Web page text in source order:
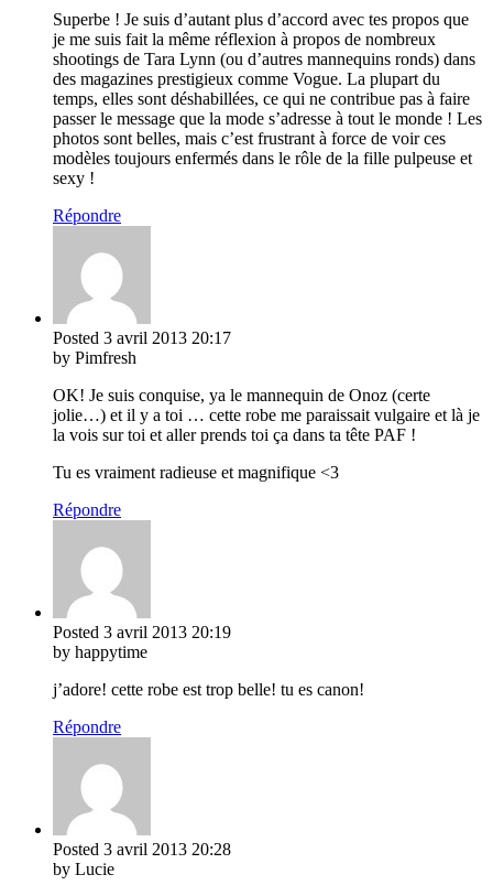
Superbe ! Je suis d’autant plus d’accord avec tes propos que
je me suis fait la même réflexion à propos de nombreux
shootings de Tara Lynn (ou d’autres mannequins ronds) dans
des magazines prestigieux comme Vogue. La plupart du
temps, elles sont déshabillées, ce qui ne contribue pas à faire
passer le message que la mode s’adresse à tout le monde ! Les
photos sont belles, mais c’est frustrant à force de voir ces
modèles toujours enfermés dans le rôle de la fille pulpeuse et
sexy !
Répondre
Posted 3 avril 2013 20:17
by Pimfresh
OK! Je suis conquise, ya le mannequin de Onoz (certe
jolie…) et il y a toi … cette robe me paraissait vulgaire et là je
la vois sur toi et aller prends toi ça dans ta tête PAF !
Tu es vraiment radieuse et magnifique <3
Répondre
Posted 3 avril 2013 20:19
by happytime
j’adore! cette robe est trop belle! tu es canon!
Répondre
Posted 3 avril 2013 20:28
by Lucie